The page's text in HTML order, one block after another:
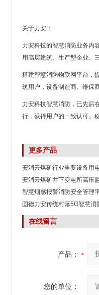
关于力安：
力安科技的智慧消防业务内
用高层建筑、生产型企业、
搭建智慧消防物联网平台，
筑用户，设备制造商、维保
力安科技智慧消防，已先后
行，获得用户的一致认可。
更多产品
安消云煤矿行业重要设备用
安消云煤矿井下变电所高压
智慧烟感报警消防安全管理
固德力安传统村落5G智慧消
在线留言
产品：
您的单位：